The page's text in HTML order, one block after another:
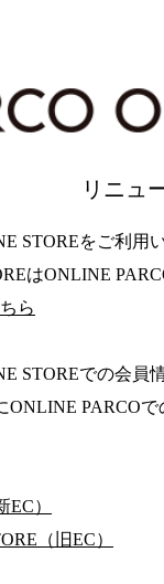
リニュ
STOREをご利用
はONLINE
ら
STOREでの会員
ONLINE PARCO
）
（旧EC）